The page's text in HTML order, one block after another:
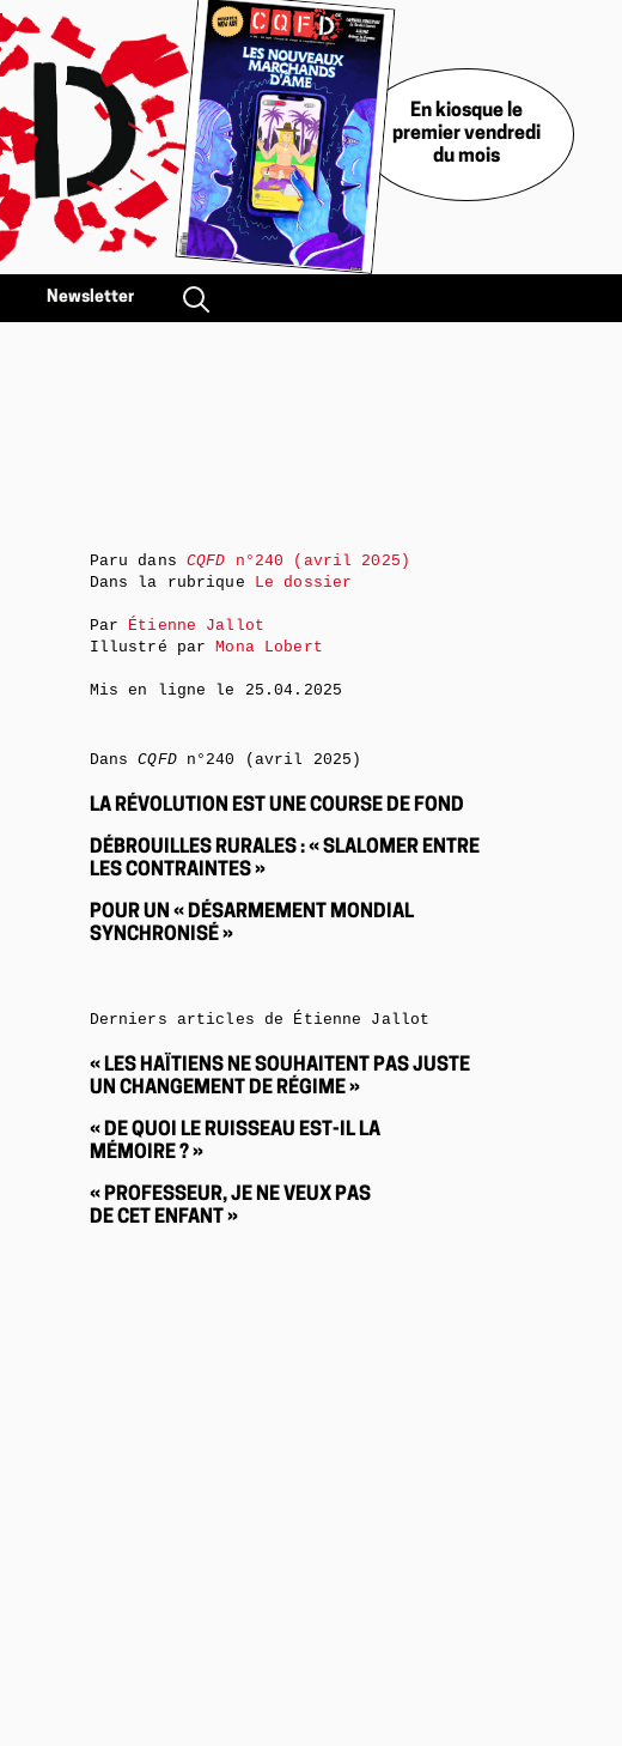
En kiosque le
premier vendredi
du mois
Newsletter
Paru dans CQFD n°240 (avril 2025)
Dans la rubrique Le dossier
Par Étienne Jallot
Illustré parMona Lobert
Mis en ligne le 25.04.2025
DansCQFDn°240 (avril 2025)
LA RÉVOLUTION EST UNE COURSE DE FOND
DÉBROUILLES RURALES : « SLALOMER ENTRE
LES CONTRAINTES »
POUR UN « DÉSARMEMENT MONDIAL
SYNCHRONISÉ »
Derniers articles de Étienne Jallot
« LES HAÏTIENS NE SOUHAITENT PAS JUSTE
UN CHANGEMENT DE RÉGIME »
« DE QUOI LE RUISSEAU EST-IL LA
MÉMOIRE ? »
« PROFESSEUR, JE NE VEUX PAS
DE CET ENFANT »